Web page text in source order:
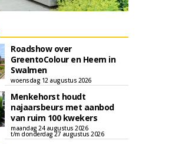
Roadshow over
GreentoColour en Heem in
Swalmen
woensdag 12 augustus 2026
Menkehorst houdt
najaarsbeurs met aanbod
van ruim 100 kwekers
maandag 24 augustus 2026
t/m donderdag 27 augustus 2026